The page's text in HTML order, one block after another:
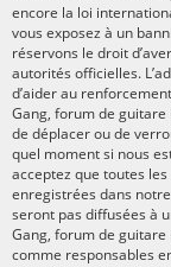
encore la loi
vous exposez à un
réservons le droit
autorités officielles.
d’aider au
Gang, forum de
de déplacer ou de
quel moment si nous
acceptez que toutes
enregistrées dans
seront pas diffusées à
Gang, forum de
comme responsables